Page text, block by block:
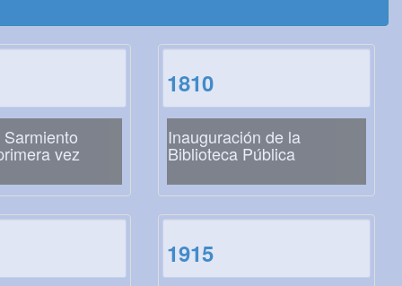
vez
1810
Inauguración de la
Biblioteca Pública
1915